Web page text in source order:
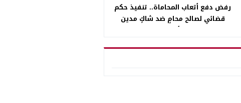
رفض دفع أتعاب المحاماة.. تنفيذ حكم
قضائي لصالح محامٍ ضد شاكٍ مدين
بأتعاب